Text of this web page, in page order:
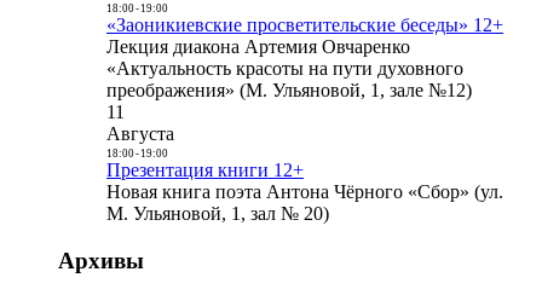
18:00- 19:00
«Заоникиевские просветительские беседы» 12+
Лекция диакона Артемия Овчаренко
«Актуальность красоты на пути духовного
преображения» (М. Ульяновой, 1, зале №12)
11
Августа
18:00- 19:00
Презентация книги 12+
Новая книга поэта Антона Чёрного «Сбор» (ул.
М. Ульяновой, 1, зал № 20)
Архивы